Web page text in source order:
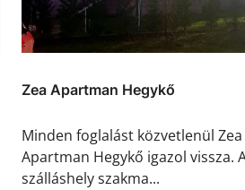
Zea Apartman Hegykő
Minden foglalást közvetlenül Zea
Apartman Hegykő igazol vissza.
szálláshely szakma...